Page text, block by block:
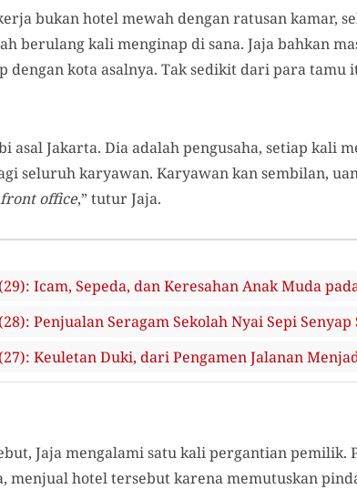
bukan hotel mewah dengan ratusan kamar,
berulang kali menginap di sana. Jaja bahkan
dengan kota asalnya. Tak sedikit dari para
asal Jakarta. Dia adalah pengusaha, setiap kali
seluruh karyawan. Karyawan kan sembilan,
front office,” tutur Jaja.
(29): Icam, Sepeda, dan Keresahan Anak Muda
(28): Penjualan Seragam Sekolah Nyai Sepi
(27): Keuletan Duki, dari Pengamen Jalanan
Jaja mengalami satu kali pergantian pemilik.
menjual hotel tersebut karena memutuskan